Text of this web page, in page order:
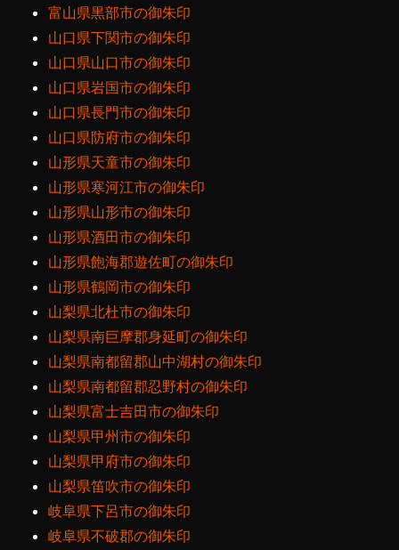
富山県黒部市の御朱印
山口県下関市の御朱印
山口県山口市の御朱印
山口県岩国市の御朱印
山口県長門市の御朱印
山口県防府市の御朱印
山形県天童市の御朱印
山形県寒河江市の御朱印
山形県山形市の御朱印
山形県酒田市の御朱印
山形県飽海郡遊佐町の御朱印
山形県鶴岡市の御朱印
山梨県北杜市の御朱印
山梨県南巨摩郡身延町の御朱印
山梨県南都留郡山中湖村の御朱印
山梨県南都留郡忍野村の御朱印
山梨県富士吉田市の御朱印
山梨県甲州市の御朱印
山梨県甲府市の御朱印
山梨県笛吹市の御朱印
岐阜県下呂市の御朱印
岐阜県不破郡の御朱印